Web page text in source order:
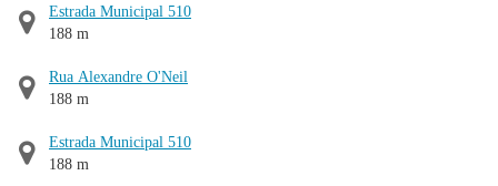
Estrada Municipal 510
188 m
Rua Alexandre O'Neil
188 m
Estrada Municipal 510
188 m